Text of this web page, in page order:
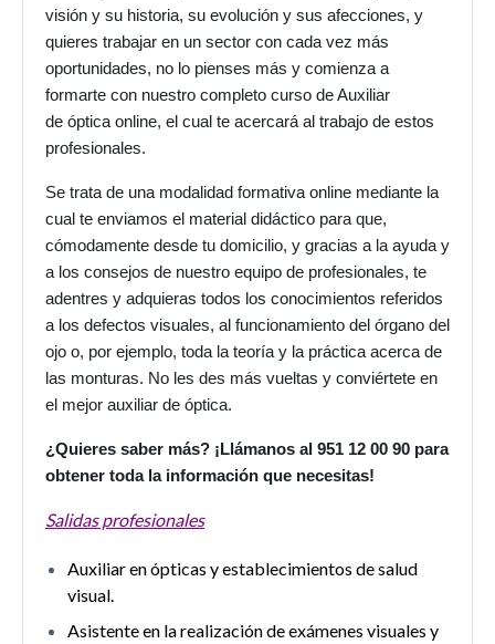
visión y su historia, su evolución y sus afecciones, y
quieres trabajar en un sector con cada vez más
oportunidades, no lo pienses más y comienza a
formarte con nuestro completo curso de Auxiliar
de óptica online, el cual te acercará al trabajo de estos
profesionales.
Se trata de una modalidad formativa online mediante la
cual te enviamos el material didáctico para que,
cómodamente desde tu domicilio, y gracias a la ayuda y
a los consejos de nuestro equipo de profesionales, te
adentres y adquieras todos los conocimientos referidos
a los defectos visuales, al funcionamiento del órgano del
ojo o, por ejemplo, toda la teoría y la práctica acerca de
las monturas. No les des más vueltas y conviértete en
el mejor auxiliar de óptica.
¿Quieres saber más? ¡Llámanos al 951 12 00 90 para
obtener toda la información que necesitas!
Salidas profesionales
Auxiliar en ópticas y establecimientos de salud
visual.
Asistente en la realización de exámenes visuales y